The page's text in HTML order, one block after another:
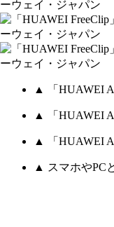
▲ 「HUAWEI
▲ 「HUAWEI
▲ 「HUAWEI
▲ スマホやPC